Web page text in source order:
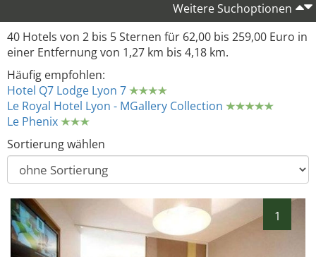
Weitere Suchoptionen
40 Hotels von 2 bis 5 Sternen für 62,00 bis 259,00 Euro in
einer Entfernung von 1,27 km bis 4,18 km.
Häufig empfohlen:
Hotel Q7 Lodge Lyon 7
Le Royal Hotel Lyon - MGallery Collection
Le Phenix
Sortierung wählen
1